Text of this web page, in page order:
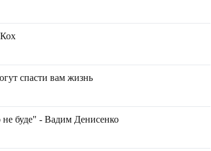
спасти вам жизнь
не буде" - Вадим Денисенко